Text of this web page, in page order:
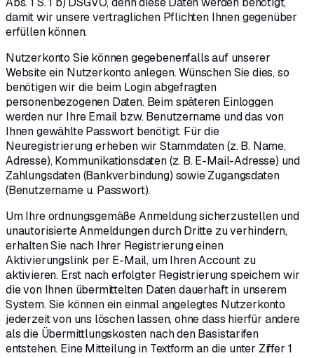
damit wir unsere vertraglichen Pflichten Ihnen gegenüber
erfüllen können.
Nutzerkonto Sie können gegebenenfalls auf unserer
Website ein Nutzerkonto anlegen. Wünschen Sie dies, so
benötigen wir die beim Login abgefragten
personenbezogenen Daten. Beim späteren Einloggen
werden nur Ihre Email bzw. Benutzername und das von
Ihnen gewählte Passwort benötigt. Für die
Neuregistrierung erheben wir Stammdaten (z. B. Name,
Adresse), Kommunikationsdaten (z. B. E-Mail-Adresse) und
Zahlungsdaten (Bankverbindung) sowie Zugangsdaten
(Benutzername u. Passwort).
Um Ihre ordnungsgemäße Anmeldung sicherzustellen und
unautorisierte Anmeldungen durch Dritte zu verhindern,
erhalten Sie nach Ihrer Registrierung einen
Aktivierungslink per E-Mail, um Ihren Account zu
aktivieren. Erst nach erfolgter Registrierung speichern wir
die von Ihnen übermittelten Daten dauerhaft in unserem
System. Sie können ein einmal angelegtes Nutzerkonto
jederzeit von uns löschen lassen, ohne dass hierfür andere
als die Übermittlungskosten nach den Basistarifen
entstehen. Eine Mitteilung in Textform an die unter Ziffer 1